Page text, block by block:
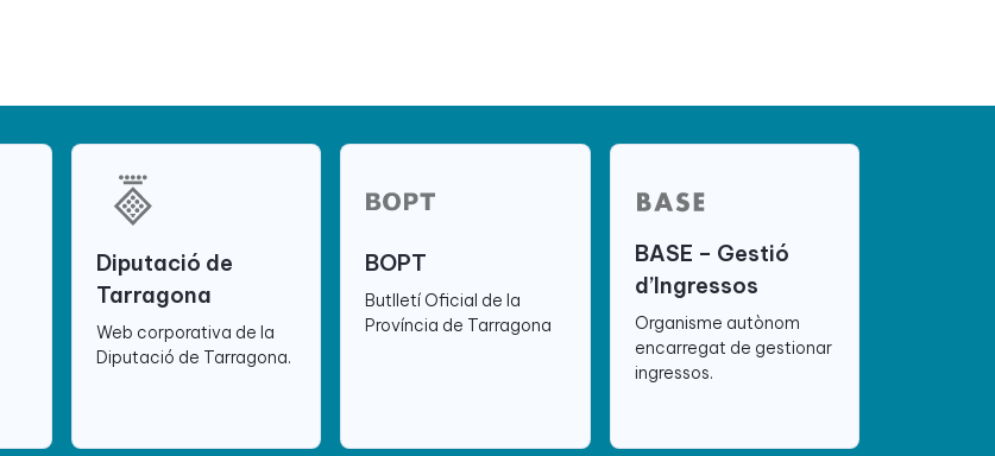
Diputació de
Tarragona
Web corporativa de la
Diputació de Tarragona.
BOPT
Butlletí Oficial de la
Província de Tarragona
BASE – Gestió
d’Ingressos
Organisme autònom
encarregat de gestionar
ingressos.